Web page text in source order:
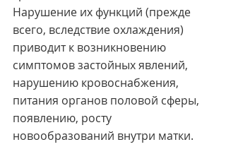
Нарушение их функций (прежде
всего, вследствие охлаждения)
приводит к возникновению
симптомов застойных явлений,
нарушению кровоснабжения,
питания органов половой сферы,
появлению, росту
новообразований внутри матки.